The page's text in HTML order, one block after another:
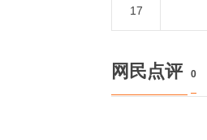
17
网民点评 0